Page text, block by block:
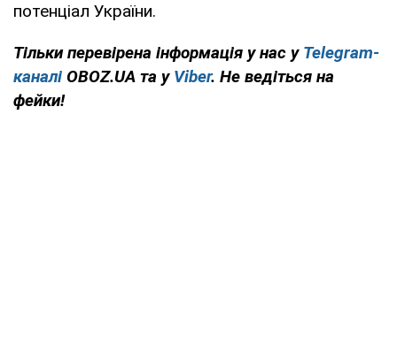
потенціал України.
Тільки перевірена інформація у нас у Telegram-
каналі OBOZ.UA та у Viber. Не ведіться на
фейки!